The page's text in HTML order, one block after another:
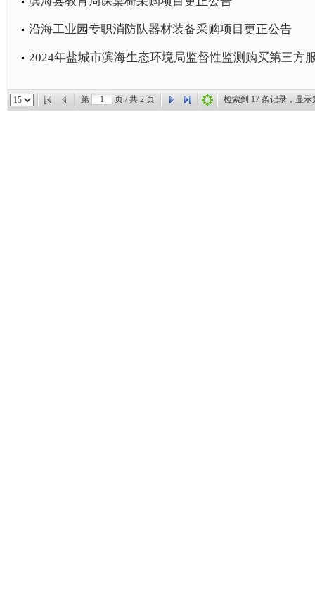
沿海工业园专职消防队器材装备采购项目更正公告
2024年盐城市滨海生态环境局监督性监测购买第三方
第 页 / 共 2 页 检索到 17 条记录，显